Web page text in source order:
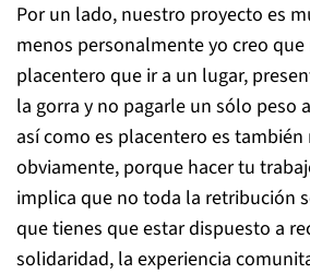
Por un lado, nuestro proyecto es
menos personalmente yo creo que
placentero que ir a un lugar,
la gorra y no pagarle un sólo peso
así como es placentero es también
obviamente, porque hacer tu
implica que no toda la retribución
que tienes que estar dispuesto a
solidaridad, la experiencia